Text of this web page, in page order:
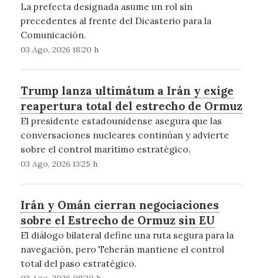
La prefecta designada asume un rol sin
precedentes al frente del Dicasterio para la
Comunicación.
03 Ago, 2026 18:20 h
Trump lanza ultimátum a Irán y exige
reapertura total del estrecho de Ormuz
El presidente estadounidense asegura que las
conversaciones nucleares continúan y advierte
sobre el control marítimo estratégico.
03 Ago, 2026 13:25 h
Irán y Omán cierran negociaciones
sobre el Estrecho de Ormuz sin EU
El diálogo bilateral define una ruta segura para la
navegación, pero Teherán mantiene el control
total del paso estratégico.